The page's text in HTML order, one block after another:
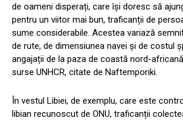
de oameni disperați, care își doresc să
pentru un viitor mai bun, traficanții de
sume considerabile. Acestea variază
de rute, de dimensiunea navei și de costul
angajații de la paza de coastă nord-
surse UNHCR, citate de Naftemporiki.
În vestul Libiei, de exemplu, care este
libian recunoscut de ONU, traficanții